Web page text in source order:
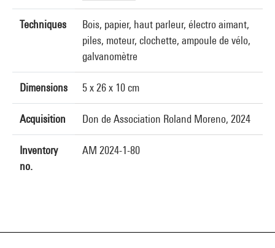
Techniques
Bois, papier, haut parleur, électro aimant,
piles, moteur, clochette, ampoule de vélo,
galvanomètre
Dimensions 5 x 26 x 10 cm
Acquisition Don de Association Roland Moreno, 2024
Inventory
no.
AM 2024-1-80